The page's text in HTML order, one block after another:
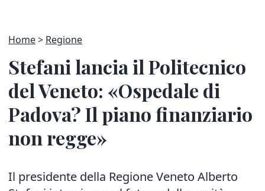
Home Regione
Stefani lancia il Politecnico
del Veneto: «Ospedale di
Padova? Il piano finanziario
non regge»
Il presidente della Regione Veneto Alberto